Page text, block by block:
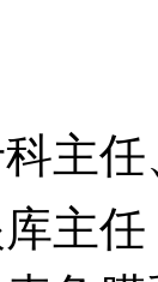
主
主任